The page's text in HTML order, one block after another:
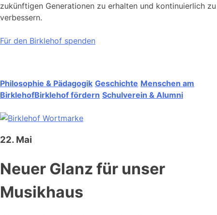
zukünftigen Generationen zu erhalten und kontinuierlich zu
verbessern.
Für den Birklehof spenden
Philosophie & Pädagogik Geschichte Menschen am
BirklehofBirklehof fördern Schulverein & Alumni
22. Mai
Neuer Glanz für unser
Musikhaus